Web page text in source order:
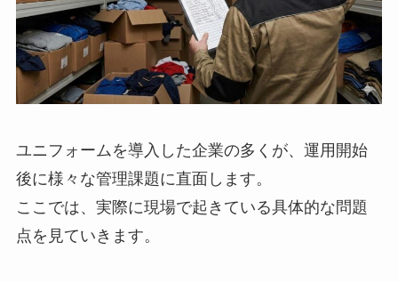
ユニフォームを導入した企業の多くが、運用開始
後に様々な管理課題に直面します。
ここでは、実際に現場で起きている具体的な問題
点を見ていきます。